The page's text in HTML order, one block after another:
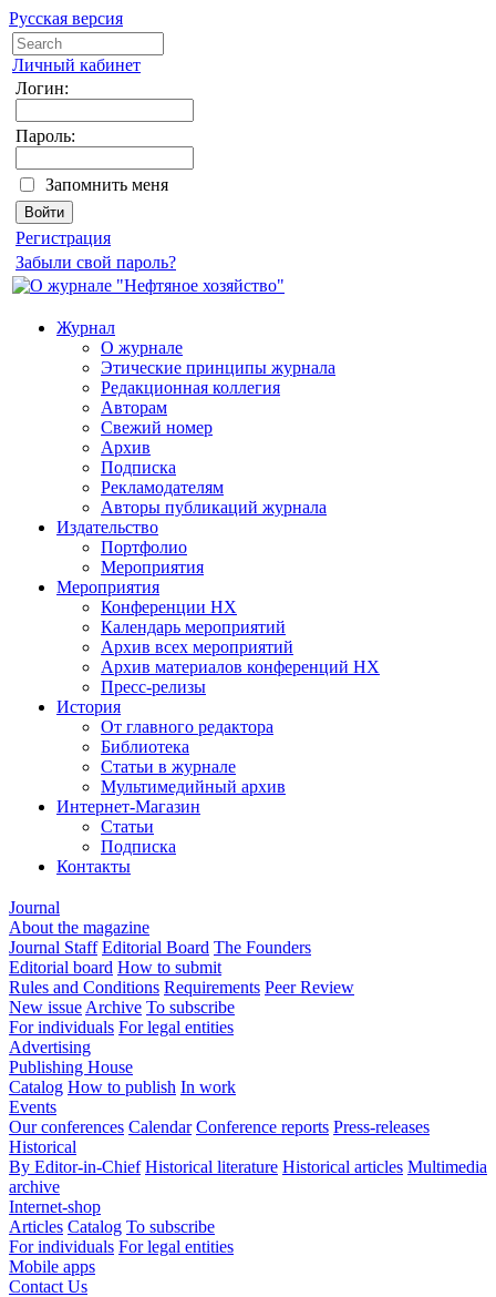
Русская версия
Личный кабинет
Логин:
Пароль:
Запомнить меня
Регистрация
Забыли свой пароль?
Журнал
О журнале
Этические принципы журнала
Редакционная коллегия
Авторам
Свежий номер
Архив
Подписка
Рекламодателям
Авторы публикаций журнала
Издательство
Портфолио
Мероприятия
Мероприятия
Конференции НХ
Календарь мероприятий
Архив всех мероприятий
Архив материалов конференций НХ
Пресс-релизы
История
От главного редактора
Библиотека
Статьи в журнале
Мультимедийный архив
Интернет-Магазин
Статьи
Подписка
Контакты
Journal
About the magazine
Journal Staff Editorial Board The Founders
Editorial board How to submit
Rules and Conditions Requirements Peer Review
New issue Archive To subscribe
For individuals For legal entities
Advertising
Publishing House
Catalog How to publish In work
Events
Our conferences Calendar Conference reports Press-releases
Historical
By Editor-in-Chief Historical literature Historical articles Multimedia
archive
Internet-shop
Articles Catalog To subscribe
For individuals For legal entities
Mobile apps
Contact Us